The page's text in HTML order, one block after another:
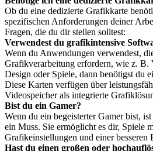
Ob du eine dedizierte Grafikkarte
spezifischen Anforderungen deiner
Fragen, die du dir stellen solltest:
Verwendest du grafikintensive
Wenn du Anwendungen verwendest,
Grafikverarbeitung erfordern, wie z. B.
Design oder Spiele, dann benötigst du
Diese Karten verfügen über
Videospeicher als integrierte
Bist du ein Gamer?
Wenn du ein begeisterter Gamer bist,
ein Muss. Sie ermöglicht es dir, Spiele
Grafikeinstellungen und einer besseren
Hast du einen großen oder